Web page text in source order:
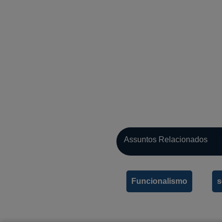
Assuntos Relacionados
Funcionalismo